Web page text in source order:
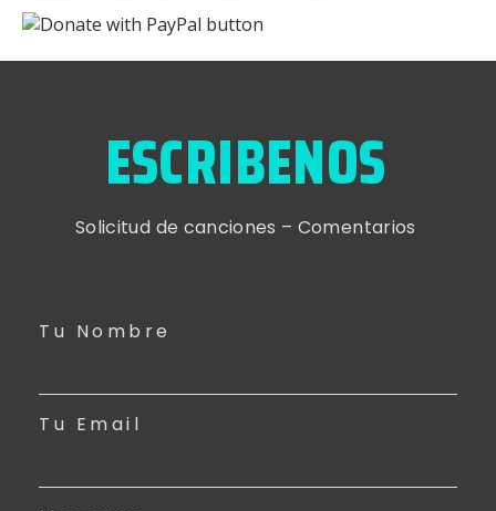
ESCRIBENOS
Tu Email
Message